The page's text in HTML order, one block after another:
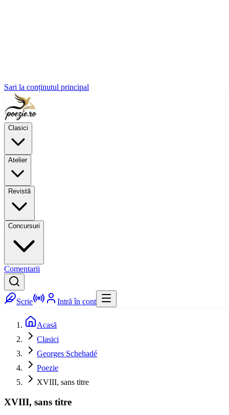
Sari la conținutul principal
Clasici
Atelier
Revistă
Concursuri
Comentarii
Scrie Intră în cont
Acasă
Clasici
Georges Schehadé
Poezie
XVIII, sans titre
XVIII, sans titre